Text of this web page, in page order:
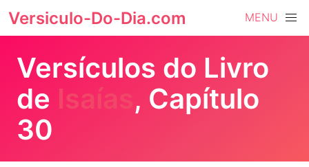
Versiculo-Do-Dia.com MENU
Versículos do Livro
de Isaías, Capítulo
30